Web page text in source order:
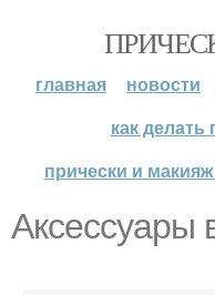
главная новости
как
прически и
Аксессуары